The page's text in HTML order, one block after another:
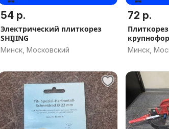
54 р.
Электрический плиткорез
SHIJING
Минск, Московский
72 р.
Минск,